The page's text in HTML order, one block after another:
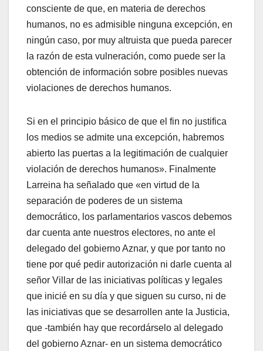
consciente de que, en materia de derechos
humanos, no es admisible ninguna excepción, en
ningún caso, por muy altruista que pueda parecer
la razón de esta vulneración, como puede ser la
obtención de información sobre posibles nuevas
violaciones de derechos humanos.
Si en el principio básico de que el fin no justifica
los medios se admite una excepción, habremos
abierto las puertas a la legitimación de cualquier
violación de derechos humanos». Finalmente
Larreina ha señalado que «en virtud de la
separación de poderes de un sistema
democrático, los parlamentarios vascos debemos
dar cuenta ante nuestros electores, no ante el
delegado del gobierno Aznar, y que por tanto no
tiene por qué pedir autorización ni darle cuenta al
señor Villar de las iniciativas polí­ticas y legales
que inicié en su dí­a y que siguen su curso, ni de
las iniciativas que se desarrollen ante la Justicia,
que -también hay que recordárselo al delegado
del gobierno Aznar- en un sistema democrático